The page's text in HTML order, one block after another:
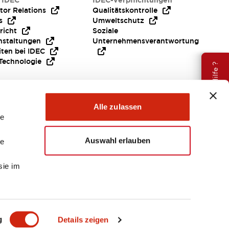
im
Details zeigen
Alle zulassen
Auswahl erlauben
Brauche Hilfe ?
& DATEIEN
Relations
bei IDEC
Qualitätskontrolle
Umweltschutz
Soziale
Unternehmensverantwortung
EMEA